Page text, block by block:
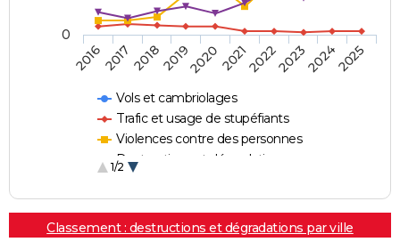
Vols et cambriolages
Trafic et usage de stupéfiants
Violences contre des personnes
Destructions et dégradations
1/2
2016201720182019202020212022202320242025
0
Classement : destructions et dégradations par ville